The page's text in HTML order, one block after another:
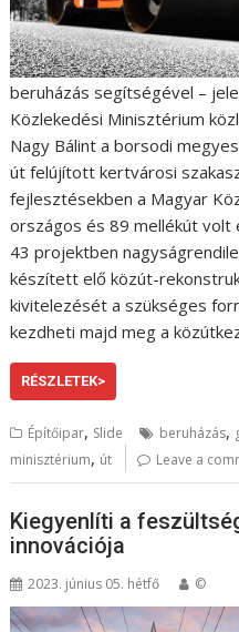
beruházás segítségével –
Közlekedési Minisztérium
Nagy Bálint a borsodi
út felújított kertvárosi
fejlesztésekben a Magyar
országos és 89 mellékút
43 projektben
készített elő közút-
kivitelezését a szükséges
kezdheti majd meg a
RÉSZLETEK>
Építőipar, Slide beruházás,
minisztérium, út Leave a
Kiegyenlíti a
innovációja
2023. június 05. hétfő ©